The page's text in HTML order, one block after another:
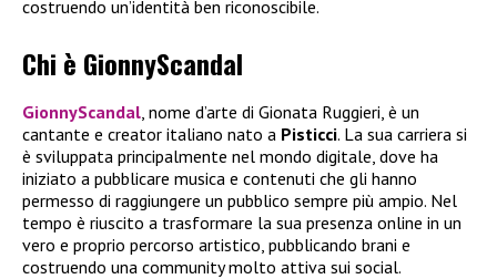
costruendo un’identità ben riconoscibile.
Chi è GionnyScandal
GionnyScandal , nome d’arte di Gionata Ruggieri, è un
cantante e creator italiano nato a Pisticci. La sua carriera si
è sviluppata principalmente nel mondo digitale, dove ha
iniziato a pubblicare musica e contenuti che gli hanno
permesso di raggiungere un pubblico sempre più ampio. Nel
tempo è riuscito a trasformare la sua presenza online in un
vero e proprio percorso artistico, pubblicando brani e
costruendo una community molto attiva sui social.